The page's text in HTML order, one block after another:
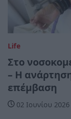
Life
Στο
– Η
επέμβαση
02 Ιουνίου 2026